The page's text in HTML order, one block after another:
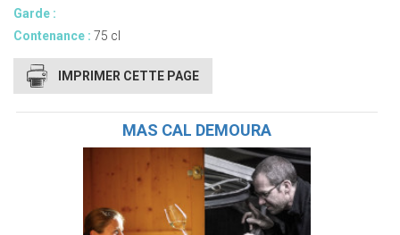
Garde :
Contenance : 75 cl
IMPRIMER CETTE PAGE
MAS CAL DEMOURA